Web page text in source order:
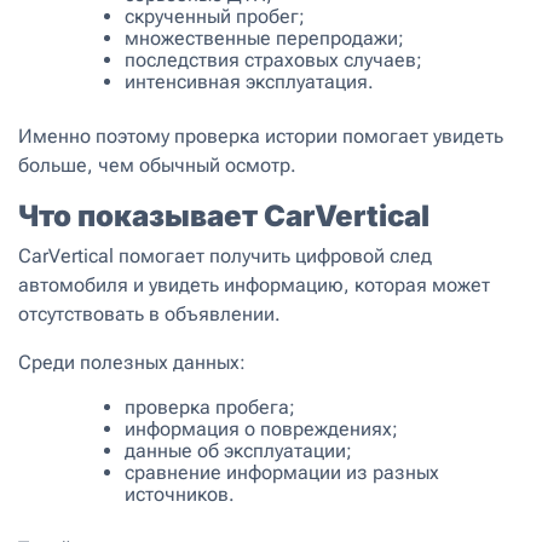
скрученный пробег;
множественные перепродажи;
последствия страховых случаев;
интенсивная эксплуатация.
Именно поэтому проверка истории помогает увидеть
больше, чем обычный осмотр.
Что показывает CarVertical
CarVertical помогает получить цифровой след
автомобиля и увидеть информацию, которая может
отсутствовать в объявлении.
Среди полезных данных:
проверка пробега;
информация о повреждениях;
данные об эксплуатации;
сравнение информации из разных
источников.